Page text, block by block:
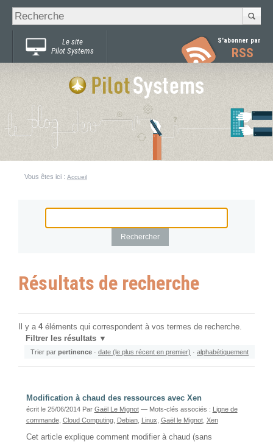
Chercher par
Recherche
avancée…
Le site
Pilot Systems
S'abonner par
RSS
Vous êtes ici : Accueil
Résultats de recherche
Il y a 4éléments qui correspondent à vos termes de recherche.
Filtrer les résultats
Trier par pertinence · date (le plus récent en premier) · alphabétiquement
Modification à chaud des ressources avec Xen
écrit le 25/06/2014 Par Gaël Le Mignot — Mots-clés associés : Ligne de
commande, Cloud Computing, Debian, Linux Gaël le Mignot, Xen
Cet article explique comment modifier à chaud (sans